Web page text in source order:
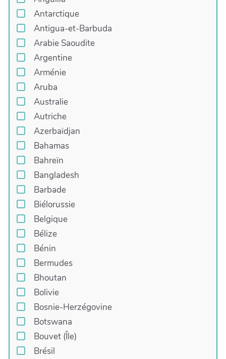
Antarctique
Antigua-et-Barbuda
Arabie Saoudite
Argentine
Arménie
Aruba
Australie
Autriche
Azerbaïdjan
Bahamas
Bahreïn
Bangladesh
Barbade
Biélorussie
Belgique
Bélize
Bénin
Bermudes
Bhoutan
Bolivie
Bosnie-Herzégovine
Botswana
Bouvet (Île)
Brésil